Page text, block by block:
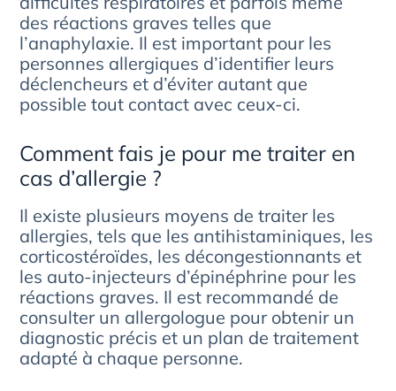
des réactions graves telles que
l’anaphylaxie. Il est important pour les
personnes allergiques d’identifier leurs
déclencheurs et d’éviter autant que
possible tout contact avec ceux-ci.
Comment fais je pour me traiter en
cas d’allergie ?
Il existe plusieurs moyens de traiter les
allergies, tels que les antihistaminiques, les
corticostéroïdes, les décongestionnants et
les auto-injecteurs d’épinéphrine pour les
réactions graves. Il est recommandé de
consulter un allergologue pour obtenir un
diagnostic précis et un plan de traitement
adapté à chaque personne.